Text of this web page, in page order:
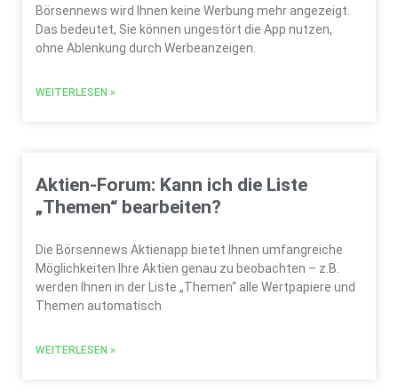
Börsennews wird Ihnen keine Werbung mehr angezeigt.
Das bedeutet, Sie können ungestört die App nutzen,
ohne Ablenkung durch Werbeanzeigen.
WEITERLESEN »
Aktien-Forum: Kann ich die Liste
„Themen“ bearbeiten?
Die Börsennews Aktienapp bietet Ihnen umfangreiche
Möglichkeiten Ihre Aktien genau zu beobachten – z.B.
werden Ihnen in der Liste „Themen“ alle Wertpapiere und
Themen automatisch
WEITERLESEN »